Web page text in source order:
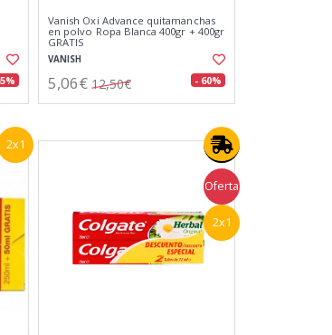
Vanish Oxi Advance quitamanchas
en polvo Ropa Blanca 400gr + 400gr
GRATIS
VANISH
5,06€ 12,50€ - 60%
2x1
Oferta
2x1